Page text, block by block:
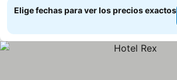
Elige fechas para ver los precios exactos